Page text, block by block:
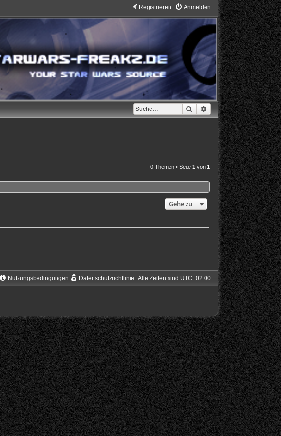
Anmelden
Registrieren
Suche Erweiterte Suche
0 Themen • Seite 1 von 1
Gehe zu
Alle Zeiten sind UTC+02:00
Nutzungsbedingungen Datenschutzrichtlinie